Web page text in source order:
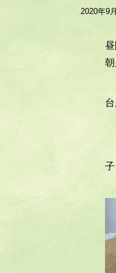
2020年9
子